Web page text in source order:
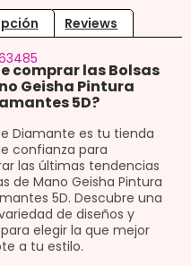
Reviews
comprar las Bolsas
Geisha Pintura
5D?
Diamante es tu tienda
confianza para
las últimas tendencias
de Mano Geisha Pintura
5D. Descubre una
de diseños y
elegir la que mejor
a tu estilo.